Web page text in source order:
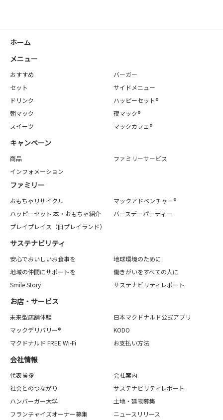
ホーム
メニュー
おすすめ
バーガー
セット
サイドメニュー
ドリンク
ハッピーセット®
朝マック
夜マック®
スイーツ
マックカフェ®
キャンペーン
商品
ファミリーサービス
インフォメーション
ファミリー
おもちゃリサイクル
マックアドベンチャー®
ハッピーセット 本・おもちゃ紹介
バースデーパーティー
プレイプレイス（旧プレイランド）
サステナビリティ
安心でおいしいお食事を
地球環境のために
地域の仲間にサポートを
働きがいをすべての人に
Smile Story
サステナビリティレポート
お店・サービス
未来型店舗体験
日本マクドナルド公式アプリ
マックデリバリー®
KODO
マクドナルド FREE Wi-Fi
お支払い方法
会社情報
代表挨拶
会社案内
社会とのつながり
サステナビリティレポート
ハンバーガー大学
土地・建物募集
フランチャイズオーナー募集
ニュースリリース